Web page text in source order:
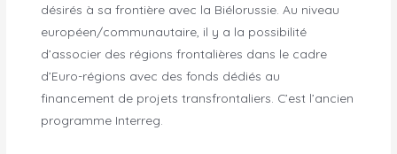
désirés à sa frontière avec la Biélorussie. Au niveau
européen/communautaire, il y a la possibilité
d’associer des régions frontalières dans le cadre
d’Euro-régions avec des fonds dédiés au
financement de projets transfrontaliers. C’est l’ancien
programme Interreg.